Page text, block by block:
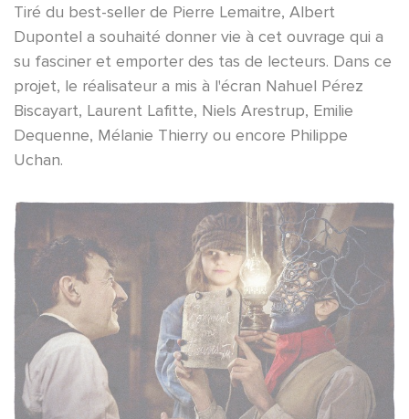
Tiré du best-seller de Pierre Lemaitre, Albert
Dupontel a souhaité donner vie à cet ouvrage qui a
su fasciner et emporter des tas de lecteurs. Dans ce
projet, le réalisateur a mis à l'écran Nahuel Pérez
Biscayart, Laurent Lafitte, Niels Arestrup, Emilie
Dequenne, Mélanie Thierry ou encore Philippe
Uchan.